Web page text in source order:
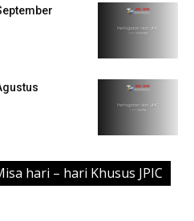
hari – hari Khusus JPIC